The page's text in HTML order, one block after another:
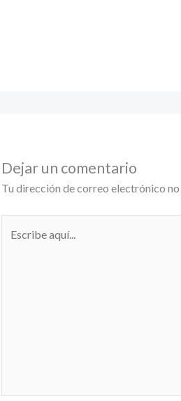
Dejar un comentario
Tu dirección de correo electrónico no